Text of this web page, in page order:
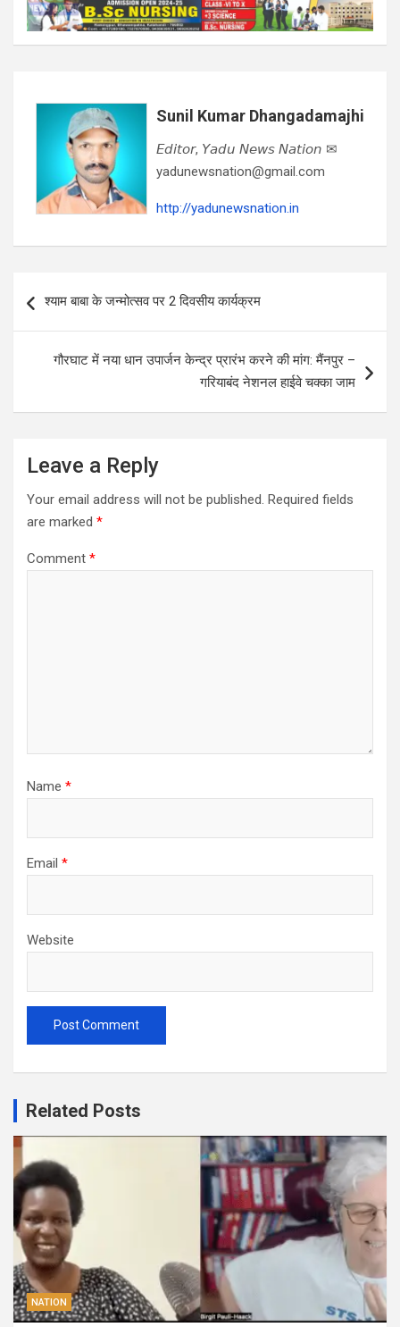
Sunil Kumar Dhangadamajhi
𝘌𝘥𝘪𝘵𝘰𝘳, 𝘠𝘢𝘥𝘶 𝘕𝘦𝘸𝘴 𝘕𝘢𝘵𝘪𝘰𝘯 ✉
yadunewsnation@gmail.com
http://yadunewsnation.in
navigation
श्याम बाबा के जन्मोत्सव पर 2 दिवसीय कार्यक्रम
गौरघाट में नया धान उपार्जन केन्द्र प्रारंभ करने की मांग: मैंनपुर –
गरियाबंद नेशनल हाईवे चक्का जाम
Leave a Reply
Your email address will not be published. Required fields
are marked *
Comment *
Name *
Email *
Website
Related Posts
NATION